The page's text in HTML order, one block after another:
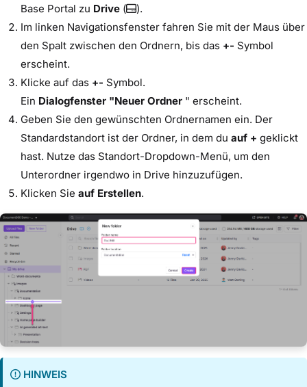
Base Portal zu Drive (
).
Im linken Navigationsfenster fahren Sie mit der Maus über
den Spalt zwischen den Ordnern, bis das +- Symbol
erscheint.
Klicke auf das +- Symbol.
Ein Dialogfenster "Neuer Ordner " erscheint.
Geben Sie den gewünschten Ordnernamen ein. Der
Standardstandort ist der Ordner, in dem du auf + geklickt
hast. Nutze das Standort-Dropdown-Menü, um den
Unterordner irgendwo in Drive hinzuzufügen.
Klicken Sie auf Erstellen.
HINWEIS